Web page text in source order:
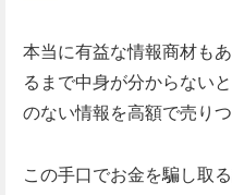
本当に有益な情報商材も
るまで中身が分からない
のない情報を高額で売りつ
この手口でお金を騙し取